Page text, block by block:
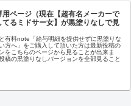
ページ（現在【超有名メーカーで
るミドサー女】が黒塗りなしで見
有料note「給与明細を提供せずに黒塗りな
方へ」をご購入して頂いた方は最新投稿の
をこちらのページから見ることが出来ま
稿の黒塗りなしバージョンを全部見ること